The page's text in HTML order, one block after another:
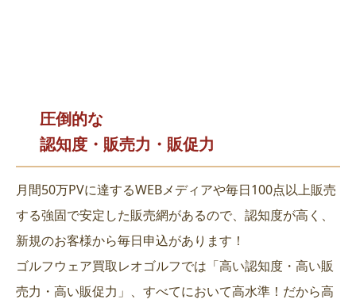
圧倒的な
認知度・販売力・販促力
月間50万PVに達するWEBメディアや毎日100点以上販売
する強固で安定した販売網があるので、認知度が高く、
新規のお客様から毎日申込があります！
ゴルフウェア買取レオゴルフでは「高い認知度・高い販
売力・高い販促力」、すべてにおいて高水準！だから高